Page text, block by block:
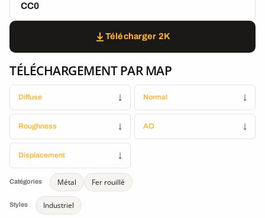
CC0
Télécharger 2K
TÉLÉCHARGEMENT PAR MAP
Diffuse ↓ Normal ↓
Roughness ↓ AO ↓
Displacement ↓
Catégories Métal Fer rouillé
Styles Industriel